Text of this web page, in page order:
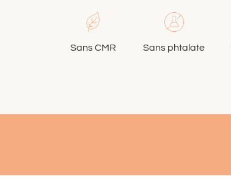
Sans CMR Sans phtalate